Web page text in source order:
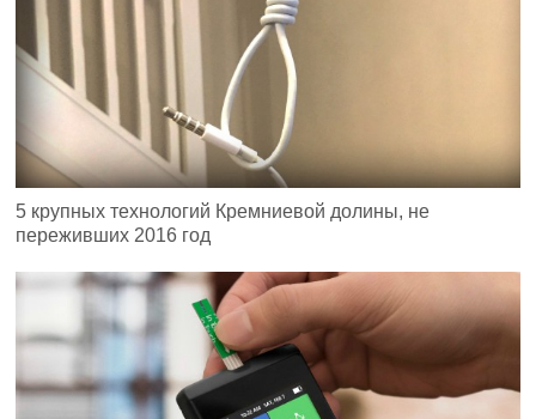
5 крупных технологий Кремниевой долины, не
переживших 2016 год